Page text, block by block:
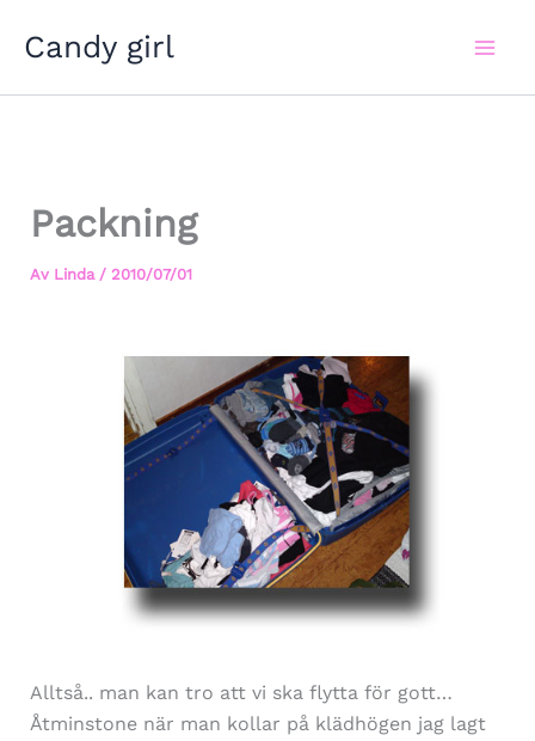
Candy girl
Packning
Av Linda / 2010/07/01
Alltså.. man kan tro att vi ska flytta för gott…
Åtminstone när man kollar på klädhögen jag lagt